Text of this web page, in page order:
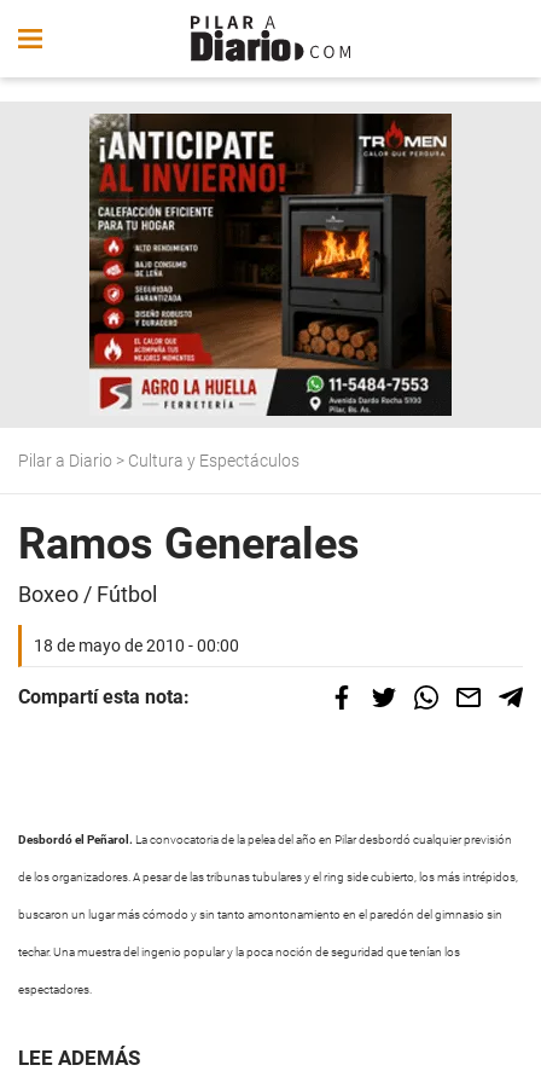
Pilar a Diario > Cultura y Espectáculos
Ramos Generales
Boxeo / Fútbol
18 de mayo de 2010 - 00:00
Compartí esta nota:
Desbordó el Peñarol. La convocatoria de la pelea del año en Pilar desbordó cualquier previsión
de los organizadores. A pesar de las tribunas tubulares y el ring side cubierto, los más intrépidos,
buscaron un lugar más cómodo y sin tanto amontonamiento en el paredón del gimnasio sin
techar. Una muestra del ingenio popular y la poca noción de seguridad que tenían los
espectadores.
LEE ADEMÁS